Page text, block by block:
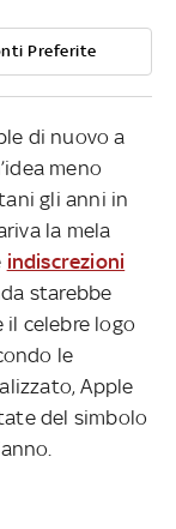
Preferite
di nuovo a
meno
gli anni in
la mela
indiscrezioni
starebbe
celebre logo
le
Apple
del simbolo